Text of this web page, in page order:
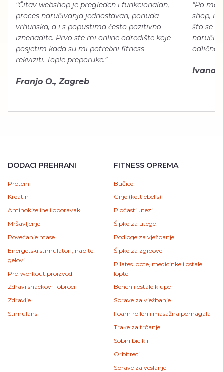
“Čitav webshop je pregledan i funkcionalan,
proces naručivanja jednostavan, ponuda
vrhunska, a i s popustima često pozitivno
iznenadite. Prvo ste mi online odredište koje
posjetim kada su mi potrebni fitness-
rekviziti. Tople preporuke.”
Franjo O., Zagreb
“Po
shop,
što se
naručiti,
odlično
Ivana
DODACI PREHRANI
Proteini
Kreatin
Aminokiseline i oporavak
Mršavljenje
Povećanje mase
Energetski stimulatori, napitci i
gelovi
Pre-workout proizvodi
Zdravi snackovi i obroci
Zdravlje
Stimulansi
FITNESS OPREMA
Bučice
Girje (kettlebells)
Pločasti utezi
Šipke za utege
Podloge za vježbanje
Šipke za zgibove
Pilates lopte, medicinke i ostale
lopte
Bench i ostale klupe
Sprave za vježbanje
Foam rolleri i masažna pomagala
Trake za trčanje
Sobni bicikli
Orbitreci
Sprave za veslanje